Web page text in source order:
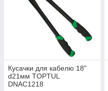
Кусачки для кабелю 18"
d21мм TOPTUL
DNAC1218